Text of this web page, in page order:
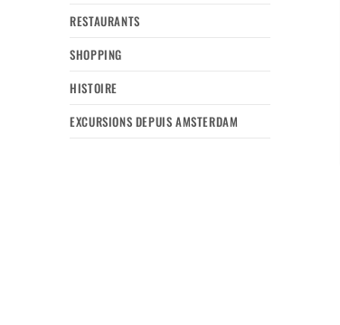
RESTAURANTS
SHOPPING
HISTOIRE
EXCURSIONS DEPUIS AMSTERDAM